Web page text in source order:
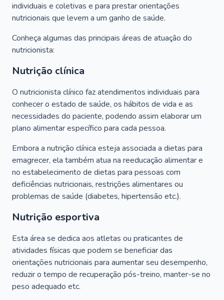
individuais e coletivas e para prestar orientações
nutricionais que levem a um ganho de saúde.
Conheça algumas das principais áreas de atuação do
nutricionista:
Nutrição clínica
O nutricionista clínico faz atendimentos individuais para
conhecer o estado de saúde, os hábitos de vida e as
necessidades do paciente, podendo assim elaborar um
plano alimentar específico para cada pessoa.
Embora a nutrição clínica esteja associada a dietas para
emagrecer, ela também atua na reeducação alimentar e
no estabelecimento de dietas para pessoas com
deficiências nutricionais, restrições alimentares ou
problemas de saúde (diabetes, hipertensão etc.).
Nutrição esportiva
Esta área se dedica aos atletas ou praticantes de
atividades físicas que podem se beneficiar das
orientações nutricionais para aumentar seu desempenho,
reduzir o tempo de recuperação pós-treino, manter-se no
peso adequado etc.